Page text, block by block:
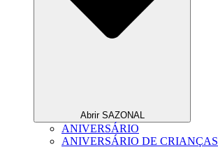
Abrir SAZONAL
ANIVERSÁRIO
ANIVERSÁRIO DE CRIANÇAS